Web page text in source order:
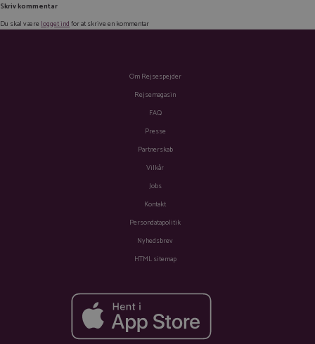
Skriv kommentar
Du skal værelogget indfor at skrive en kommentar
Om Rejsespejder
Rejsemagasin
FAQ
Presse
Partnerskab
Vilkår
Jobs
Kontakt
Persondatapolitik
Nyhedsbrev
HTML sitemap